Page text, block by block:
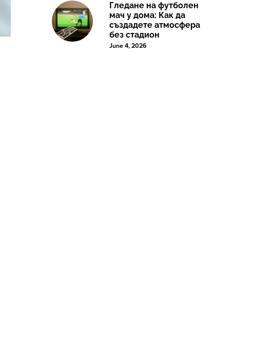
Гледане на футболен
мач у дома: Как да
създадете атмосфера
без стадион
June 4, 2026